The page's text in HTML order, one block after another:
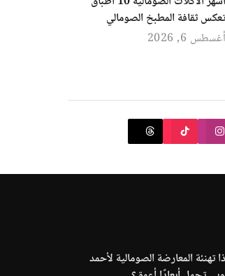
تعكس ثقافة المطبخ الصومالي
أغسطس 6, 2026
تهنئة المعارضة الصومالية لأحمد